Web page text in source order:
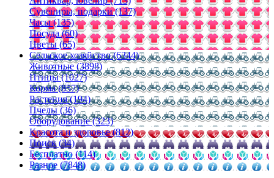
Сувениры, подарки (137)
Часы (135)
Посуда (60)
Цветы (65)
Сельское хозяйство (6344)
Животные (3898)
Птицы (1027)
Корма (857)
Растения (194)
Пчелы (36)
Оборудование (323)
Красота и здоровье (812)
Поиск (34)
Бесплатно (114)
Разное (7848)